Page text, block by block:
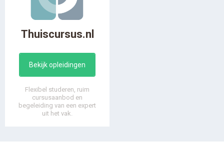
Thuiscursus.nl
Bekijk opleidingen
Flexibel studeren, ruim
cursusaanbod en
begeleiding van een expert
uit het vak.